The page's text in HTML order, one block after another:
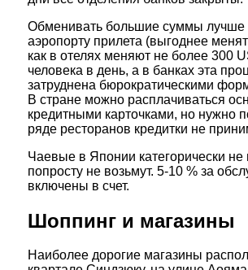
Обменивать большие суммы лучше
аэропорту прилета (выгоднее
как в отелях меняют не более 300
человека в день, а в банках эта
затруднена бюрократическими
В стране можно расплачиваться
кредитными карточками, но нужно
ряде ресторанов кредитки не
Чаевые в Японии категорически не
попросту не возьмут. 5-10 % за
включены в счет.
Шоппинг и магазины
Наиболее дорогие магазины